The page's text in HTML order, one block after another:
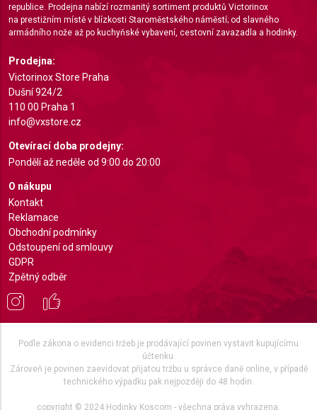
republice. Prodejna nabízí rozmanitý sortiment produktů Victorinox
na prestižním místě v blízkosti Staroměstského náměstí; od slavného
armádního nože až po kuchyňské vybavení, cestovní zavazadla a hodinky.
Prodejna:
Victorinox Store Praha
Dušní 924/2
110 00 Praha 1
info@vxstore.cz
Otevírací doba prodejny:
Pondělí až neděle od 9:00 do 20:00
O nákupu
Kontakt
Reklamace
Obchodní podmínky
Odstoupení od smlouvy
GDPR
Zpětný odběr
Podle zákona o evidenci tržeb je prodávající povinen vystavit kupujícímu
účtenku.
Zároveň je povinen zaevidovat přijatou tržbu u správce daně online, v případě
technického výpadku pak nejpozději do 48 hodin.
copyright © 2024 Hodinky Koscom - všechna práva vyhrazena.